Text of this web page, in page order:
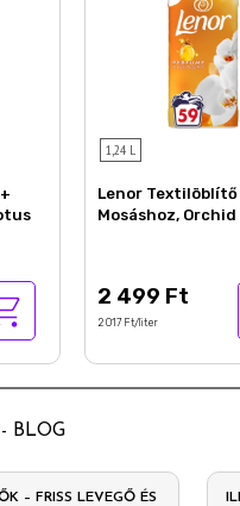
1,24 L
Lenor Textilöblítő 59
Mosáshoz, Orchid
2 499 Ft
2 017 Ft/liter
BLOG
– FRISS LEVEGŐ ÉS